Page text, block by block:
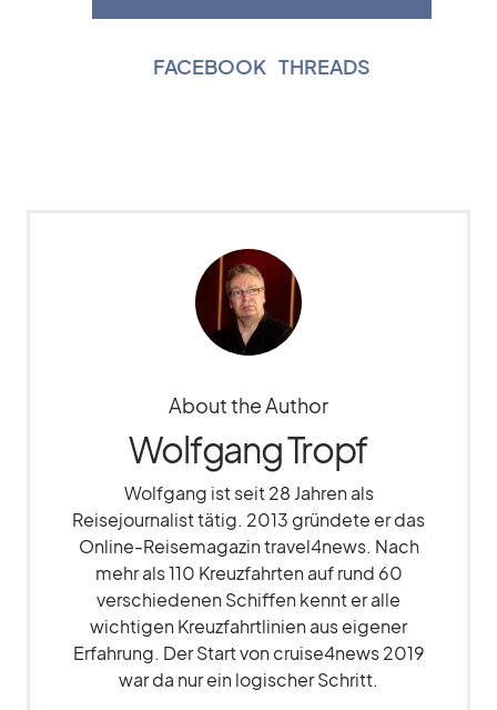
FACEBOOK THREADS
About the Author
Wolfgang Tropf
Wolfgang ist seit 28 Jahren als
Reisejournalist tätig. 2013 gründete er das
Online-Reisemagazin travel4news. Nach
mehr als 110 Kreuzfahrten auf rund 60
verschiedenen Schiffen kennt er alle
wichtigen Kreuzfahrtlinien aus eigener
Erfahrung. Der Start von cruise4news 2019
war da nur ein logischer Schritt.